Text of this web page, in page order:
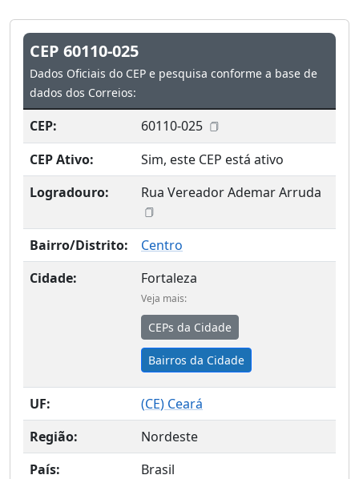
CEP 60110-025
Dados Oficiais do CEP e pesquisa conforme a base de
dados dos Correios:
CEP:
60110-025
CEP Ativo:
Sim, este CEP está ativo
Logradouro:
Rua Vereador Ademar Arruda
Bairro/Distrito:
Centro
Cidade:
Fortaleza
Veja mais:
CEPs da Cidade
Bairros da Cidade
UF: (CE) Ceará
Região:
Nordeste
País:
Brasil